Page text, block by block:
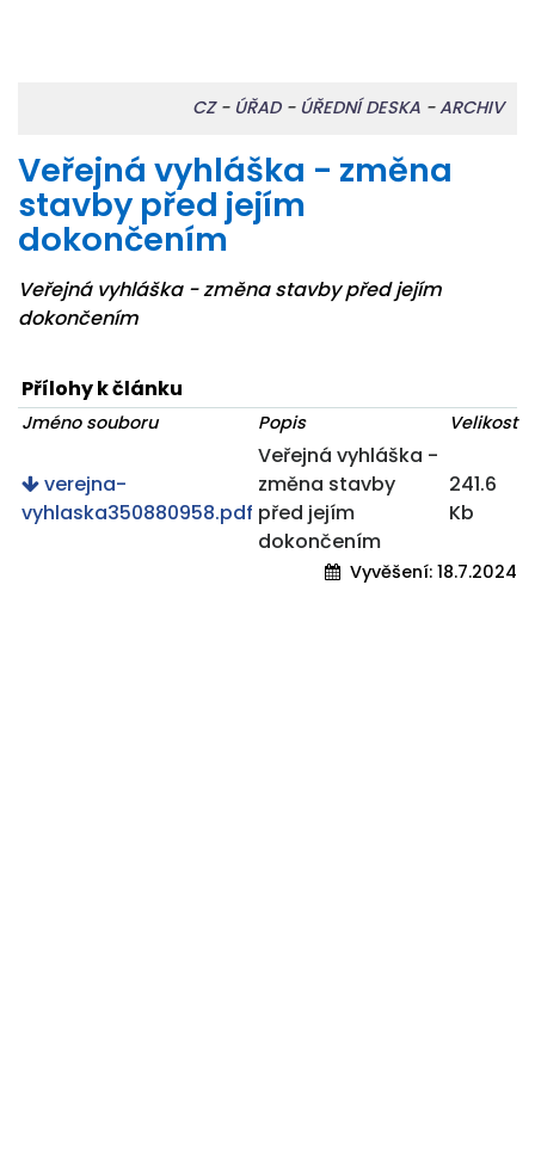
CZ- ÚŘAD- ÚŘEDNÍ DESKA-ARCHIV
Veřejná vyhláška - změna
stavby před jejím
dokončením
Veřejná vyhláška - změna stavby před jejím
dokončením
Přílohy k článku
Jméno souboru Popis Velikost
verejna-
vyhlaska350880958.pdf
Veřejná vyhláška -
změna stavby
před jejím
dokončením
241.6
Kb
Vyvěšení: 18.7.2024